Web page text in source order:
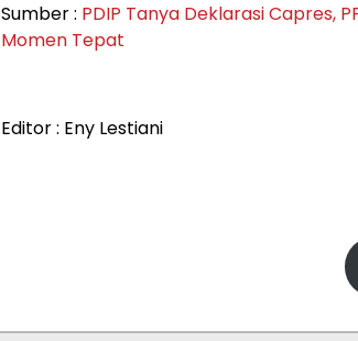
Sumber : PDIP Tanya Deklarasi Capres,
Momen Tepat
Editor : Eny Lestiani